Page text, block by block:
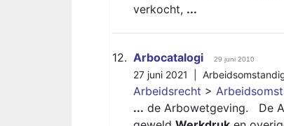
verkocht, ...
12. Arbocatalogi 29 juni 2010
27 juni 2021 |
Arbeidsrecht >
... de Arbowetgeving. De